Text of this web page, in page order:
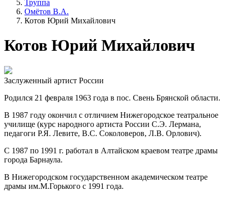
Труппа
Омётов В.А.
Котов Юрий Михайлович
Котов Юрий Михайлович
Заслуженный артист России
Родился 21 февраля 1963 года в пос. Свень Брянской области.
В 1987 году окончил с отличием Нижегородское театральное
училище (курс народного артиста России С.Э. Лермана,
педагоги Р.Я. Левите, В.С. Соколоверов, Л.В. Орлович).
С 1987 по 1991 г. работал в Алтайском краевом театре драмы
города Барнаула.
В Нижегородском государственном академическом театре
драмы им.М.Горького с 1991 года.